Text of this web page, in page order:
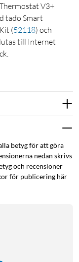
V3+
tado Smart
(52118) och
till Internet
betyg för att göra
nedan skrivs
och recensioner
för publicering här